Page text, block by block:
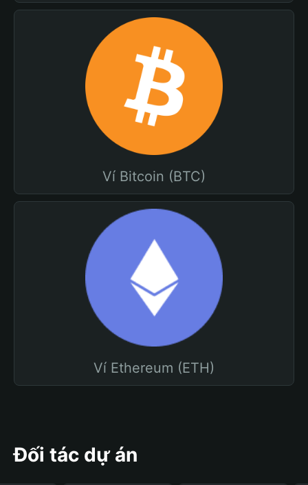
Ví Bitcoin (BTC)
Ví Ethereum (ETH)
Đối tác dự án